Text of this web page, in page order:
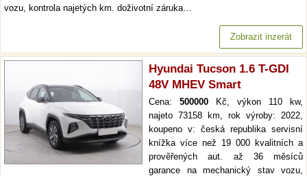
vozu, kontrola najetých km. doživotní záruka…
Zobrazit inzerát
Hyundai Tucson 1.6 T-GDI
48V MHEV Smart
Cena: 500000 Kč, výkon 110 kw,
najeto 73158 km, rok výroby: 2022,
koupeno v: česká republika servisní
knížka více než 19 000 kvalitních a
prověřených aut. až 36 měsíců
garance na mechanický stav vozu,